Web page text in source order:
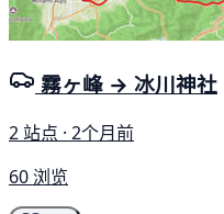
霧ヶ峰 → 冰川神社
2 站点 · 2个月前
60 浏览